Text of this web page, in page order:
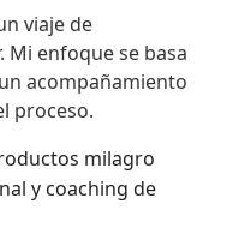
viaje de
enfoque se basa
acompañamiento
proceso.
milagro
y coaching de